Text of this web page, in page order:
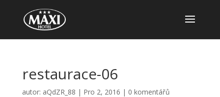
restaurace-06
autor: aQdZR_88 | Pro 2, 2016 | 0 komentářů